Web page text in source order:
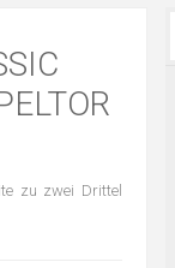
zu zwei Drittel